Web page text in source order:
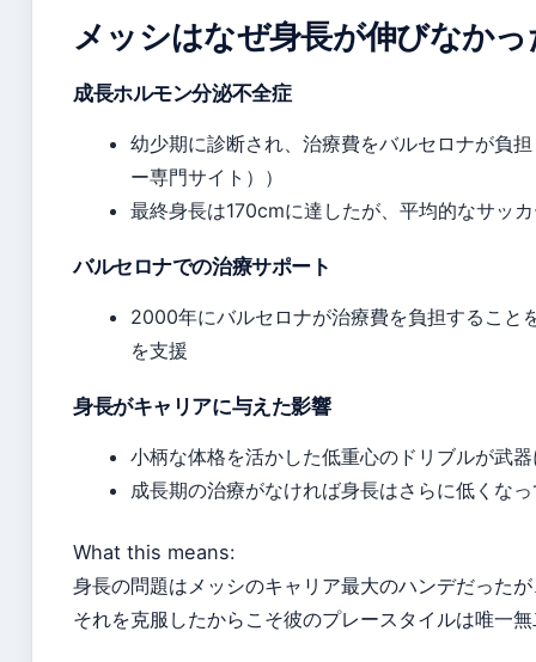
メッシはなぜ身長が伸びなか
成長ホルモン分泌不全症
幼少期に診断され、治療費をバルセロナが負
ー専門サイト））
最終身長は170cmに達したが、平均的なサッ
バルセロナでの治療サポート
2000年にバルセロナが治療費を負担すること
を支援
身長がキャリアに与えた影響
小柄な体格を活かした低重心のドリブルが武
成長期の治療がなければ身長はさらに低くな
What this means:
身長の問題はメッシのキャリア最大のハンデだった
それを克服したからこそ彼のプレースタイルは唯一